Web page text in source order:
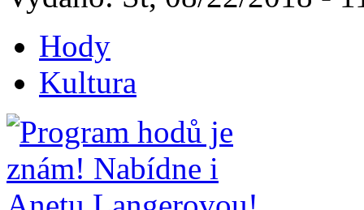
Hody
Kultura